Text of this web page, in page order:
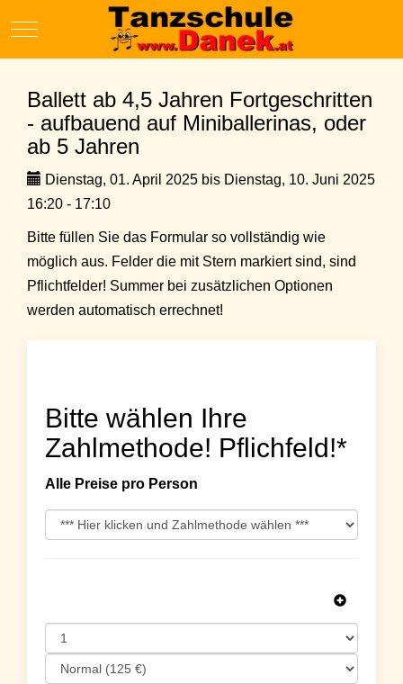
Mobile Menu Toggle
Ballett ab 4,5 Jahren Fortgeschritten
- aufbauend auf Miniballerinas, oder
ab 5 Jahren
Dienstag, 01. April 2025 bis Dienstag, 10. Juni 2025
16:20 - 17:10
Bitte füllen Sie das Formular so vollständig wie
möglich aus. Felder die mit Stern markiert sind, sind
Pflichtfelder! Summer bei zusätzlichen Optionen
werden automatisch errechnet!
Bitte wählen Ihre
Zahlmethode! Pflichfeld!*
Alle Preise pro Person